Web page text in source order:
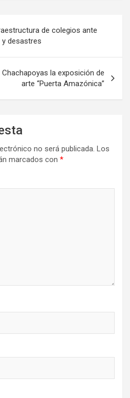
de colegios ante
desastres
la exposición de
arte “Puerta Amazónica”
no será publicada. Los
marcados con *